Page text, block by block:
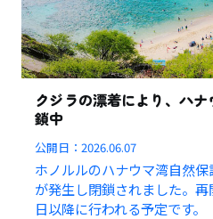
クジラの漂着により、ハ
鎖中
公開日：2026.06.07
ホノルルのハナウマ湾自然
が発生し閉鎖されました。
日以降に行われる予定です。